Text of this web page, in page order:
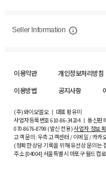
Seller Information
이용약관 개인정보처리방침
이용방법
공지사항
(주)와이오엘오 ㅣ 대표 황유미
사업자등록번호610-86-34204ㅣ 통신판
070-8676-8799 (발신 전용)사업자 정보
고객 문의: 우측 고객센터 / 이메일 / 카카
(정확한 상담 기록을 위해 유선상 문의는
주소 [04004] 서울특별시 마포구 월드컵